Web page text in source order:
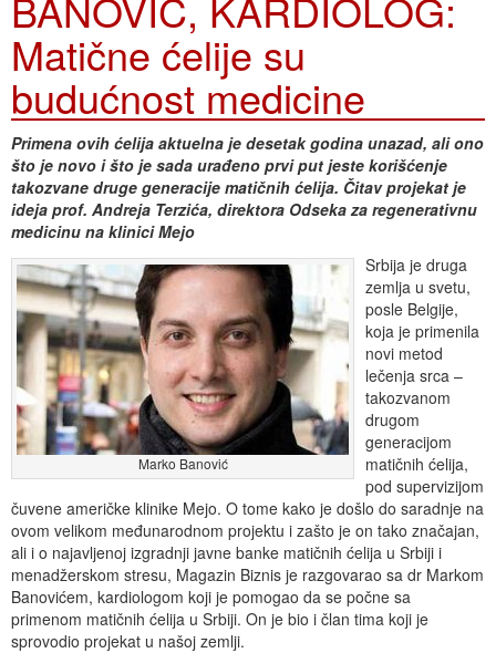
Matične ćelije su
budućnost medicine
Primena ovih ćelija aktuelna je desetak godina unazad, ali ono
što je novo i što je sada urađeno prvi put jeste korišćenje
takozvane druge generacije matičnih ćelija. Čitav projekat je
ideja prof. Andreja Terzića, direktora Odseka za regenerativnu
medicinu na klinici Mejo
Marko Banović
Srbija je druga
zemlja u svetu,
posle Belgije,
koja je primenila
novi metod
lečenja srca –
takozvanom
drugom
generacijom
matičnih ćelija,
pod supervizijom
čuvene američke klinike Mejo. O tome kako je došlo do saradnje na
ovom velikom međunarodnom projektu i zašto je on tako značajan,
ali i o najavljenoj izgradnji javne banke matičnih ćelija u Srbiji i
menadžerskom stresu, Magazin Biznis je razgovarao sa dr Markom
Banovićem, kardiologom koji je pomogao da se počne sa
primenom matičnih ćelija u Srbiji. On je bio i član tima koji je
sprovodio projekat u našoj zemlji.